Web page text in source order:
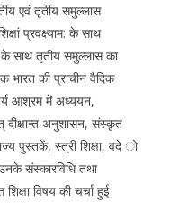
एवं तृतीय समुल्लास
प्रवक्ष्याम: के साथ
के साथ तृतीय समुल्लास का
भारत की प्राचीन वैदिक
आश्रम में अध्ययन,
दीक्षान्त अनुशासन, संस्कृत
पुस्तकें, स्त्री शिक्षा, वदे ो
संस्कारविधि तथा
विषय की चर्चा हुई